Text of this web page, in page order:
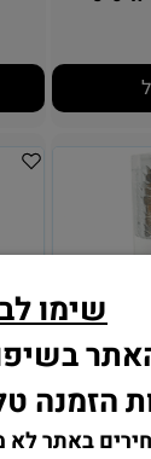
- כסף -
שימו
הזמנה
באתר לא